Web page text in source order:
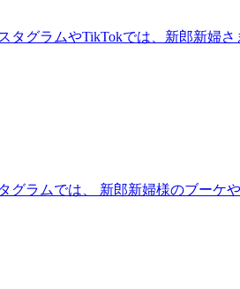
タグラムやTikTokでは、新郎新婦
グラムでは、 新郎新婦様のブーケ